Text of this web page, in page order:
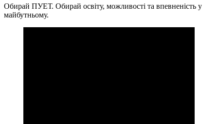
Обирай ПУЕТ. Обирай освіту, можливості та впевненість у
майбутньому.